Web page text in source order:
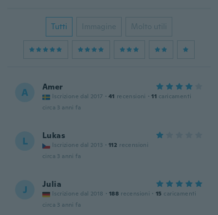
Tutti Immagine Molto utili
A Amer
Iscrizione dal 2017 · 41 recensioni · 11 caricamenti
circa 3 anni fa
L Lukas
Iscrizione dal 2013 · 112 recensioni
circa 3 anni fa
J Julia
Iscrizione dal 2018 · 188 recensioni · 15 caricamenti
circa 3 anni fa